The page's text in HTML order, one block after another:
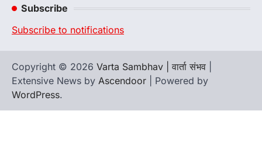
Subscribe
Subscribe to notifications
Copyright © 2026 Varta Sambhav | वार्ता संभव
Extensive News by Ascendoor | Powered by
WordPress.